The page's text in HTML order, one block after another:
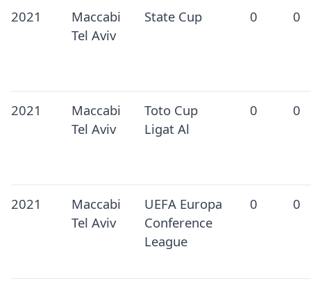
2021
Maccabi
Tel Aviv
State Cup 0 0
2021
Maccabi
Tel Aviv
Toto Cup
Ligat Al
0 0
2021
Maccabi
Tel Aviv
UEFA Europa
Conference
League
0 0